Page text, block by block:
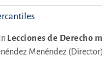
Lecciones de Derecho
Menéndez